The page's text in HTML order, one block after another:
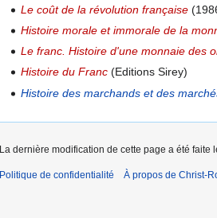
Le coût de la révolution française
Histoire morale et immorale de la
Le franc. Histoire d'une monnaie des
Histoire du Franc (Editions Sirey)
Histoire des marchands et des
La dernière modification de cette page a été faite
Politique de confidentialité À propos de Christ-